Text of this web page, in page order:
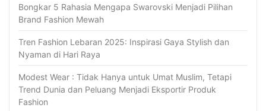
Bongkar 5 Rahasia Mengapa Swarovski Menjadi Pilihan
Brand Fashion Mewah
Tren Fashion Lebaran 2025: Inspirasi Gaya Stylish dan
Nyaman di Hari Raya
Modest Wear : Tidak Hanya untuk Umat Muslim, Tetapi
Trend Dunia dan Peluang Menjadi Eksportir Produk
Fashion